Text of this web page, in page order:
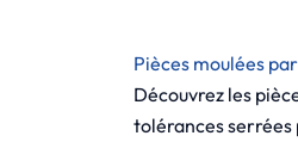
Pièces moulées
Découvrez les
tolérances serrées